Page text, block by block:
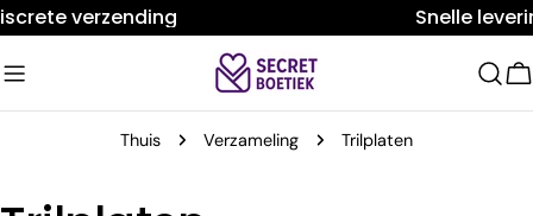
Doorgaan
artikel
verzending Snelle
Thuis Verzameling Trilplaten